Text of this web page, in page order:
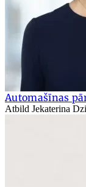
Automašīnas
Atbild Jekaterina